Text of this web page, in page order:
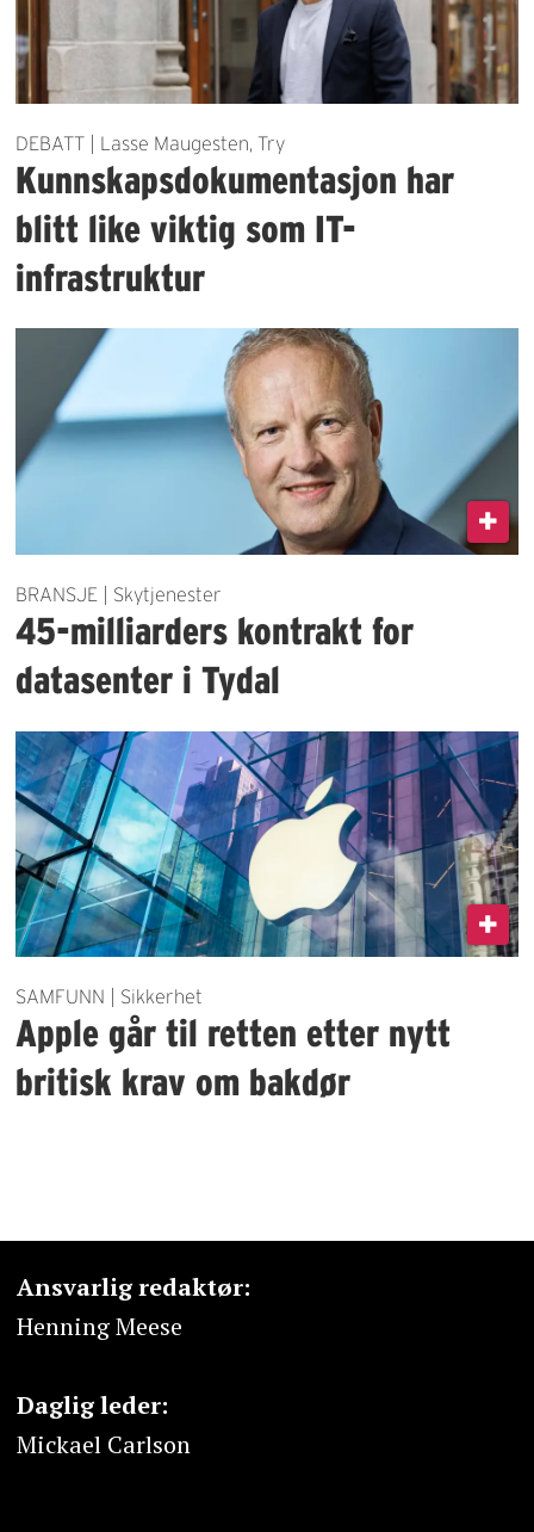
DEBATT | Lasse Maugesten, Try
Kunnskapsdokumentasjon har
blitt like viktig som IT-
infrastruktur
BRANSJE | Skytjenester
45-milliarders kontrakt for
datasenter i Tydal
SAMFUNN | Sikkerhet
Apple går til retten etter nytt
britisk krav om bakdør
Ansvarlig redaktør:
Henning Meese
Daglig leder:
Mickael Carlson